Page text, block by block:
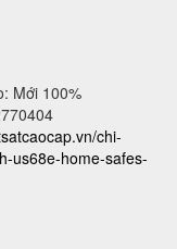
Mới 100%
chi-
us68e-home-safes-